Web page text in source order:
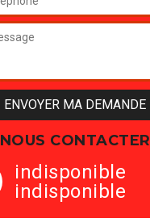
NOUS CONTACTER
indisponible
indisponible